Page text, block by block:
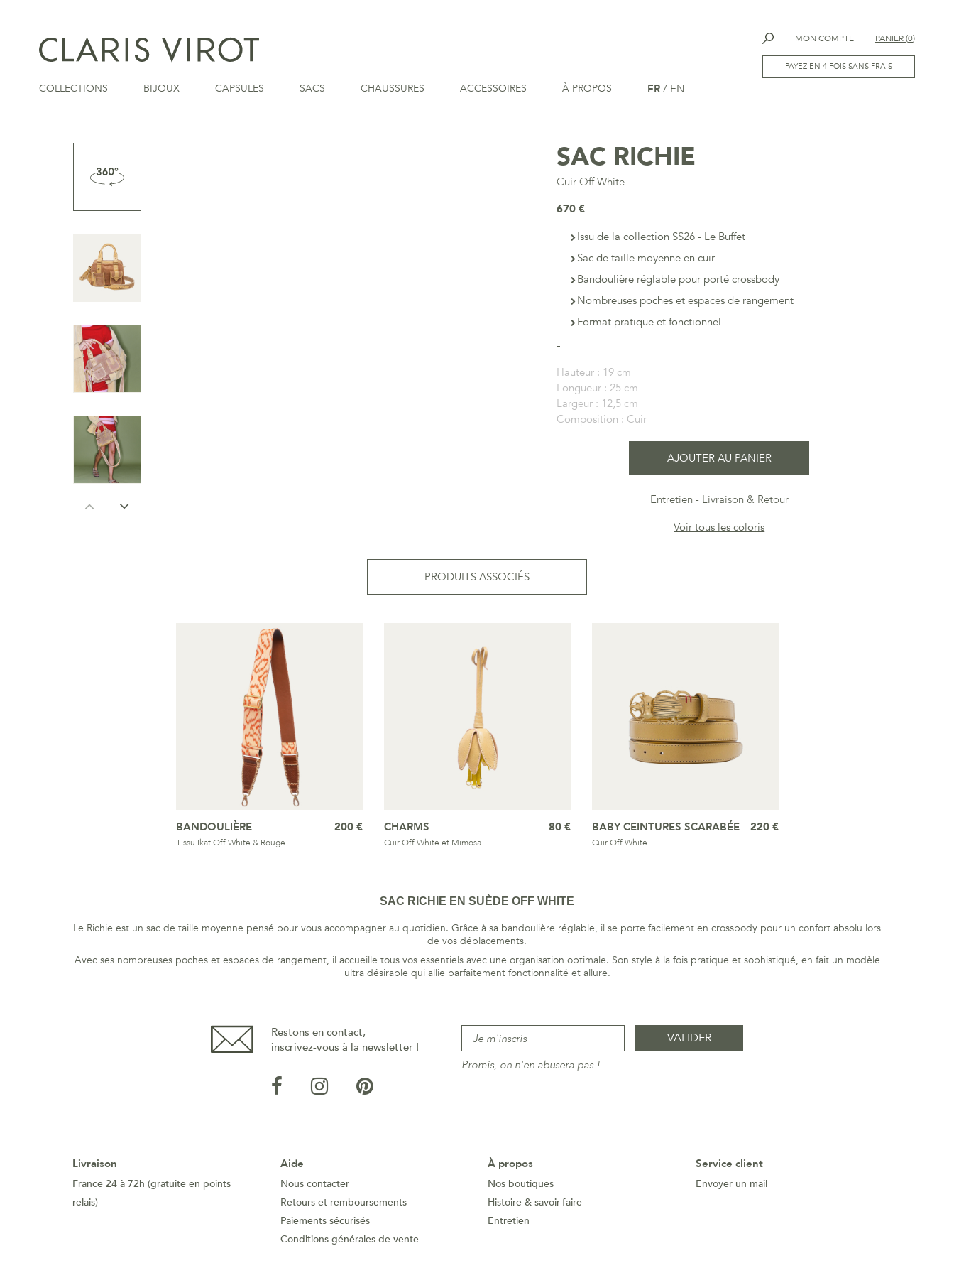
MON COMPTE PANIER(0)
PAYEZ EN 4 FOIS SANS FRAIS
COLLECTIONS BIJOUX CAPSULES SACS CHAUSSURES ACCESSOIRES À PROPOS FR / EN
SAC RICHIE
Cuir Off White
670 €
Issu de la collection SS26 - Le Buffet
Sac de taille moyenne en cuir
Bandoulière réglable pour porté crossbody
Nombreuses poches et espaces de rangement
Format pratique et fonctionnel
Hauteur : 19 cm
Longueur : 25 cm
Largeur : 12,5 cm
Composition : Cuir
AJOUTER AU PANIER
Entretien
Livraison & Retour
Voir tous les coloris
PRODUITS ASSOCIÉS
BANDOULIÈRE
Tissu Ikat Off White & Rouge
200 € CHARMS
Cuir Off White et Mimosa
80 € BABY CEINTURES SCARABÉE
Cuir Off White
220 €
SAC RICHIE EN SUÈDE OFF WHITE
Le Richie est un sac de taille moyenne pensé pour vous accompagner au quotidien. Grâce à sa bandoulière réglable, il se porte facilement en crossbody pour un confort absolu lors
de vos déplacements.
Avec ses nombreuses poches et espaces de rangement, il accueille tous vos essentiels avec une organisation optimale. Son style à la fois pratique et sophistiqué, en fait un modèle
ultra désirable qui allie parfaitement fonctionnalité et allure.
Restons en contact,
inscrivez-vous à la newsletter !
Promis, on n'en abusera pas !
Livraison
France 24 à 72h (gratuite en points
relais)
Aide
Nous contacter
Retours et remboursements
Paiements sécurisés
Conditions générales de vente
À propos
Nos boutiques
Histoire & savoir-faire
Entretien
Service client
Envoyer un mail